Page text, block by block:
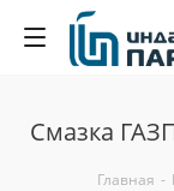
Смазка
Главная -